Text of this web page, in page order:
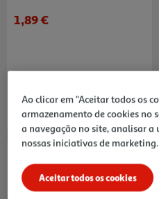
1,89 €
Ao clicar em "Aceitar todos os
armazenamento de cookies no
a navegação no site, analisar
nossas iniciativas de marketing.
Aceitar todos os cookies